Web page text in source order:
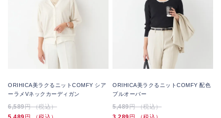
ORIHICA美ラクるニットCOMFY シア
ーラメVネックカーディガン
6,589円 （税込）
ORIHICA美ラクるニットCOMFY 配色
プルオーバー
5,489円 （税込）